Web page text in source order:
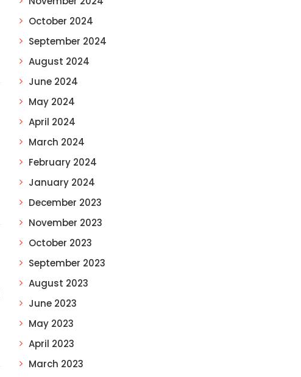
October 2024
September 2024
August 2024
June 2024
May 2024
April 2024
March 2024
February 2024
January 2024
December 2023
November 2023
October 2023
September 2023
August 2023
June 2023
May 2023
April 2023
March 2023